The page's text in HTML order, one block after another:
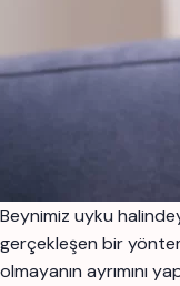
Beynimiz uyku
gerçekleşen bir
olmayanın ayrımını